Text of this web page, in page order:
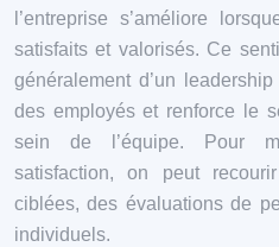
l’entreprise s’améliore
satisfaits et valorisés. Ce
généralement d’un
des employés et renforce le
sein de l’équipe. Pour
satisfaction, on peut
ciblées, des évaluations de
individuels.